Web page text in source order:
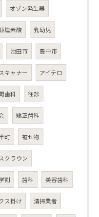
オゾン発生器
塩素酸 乳幼児
池田市 豊中市
キャナー アイテロ
歯科 往診
矯正歯科
町 被せ物
クラウン
割 歯科 美容歯科
ス掛け 清掃業者